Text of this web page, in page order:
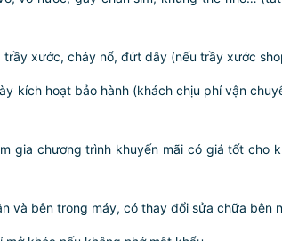
xước, cháy nổ, đứt dây (nếu trầy xước
kích hoạt bảo hành (khách chịu phí vận
chương trình khuyến mãi có giá tốt cho
và bên trong máy, có thay đổi sửa chữa bên